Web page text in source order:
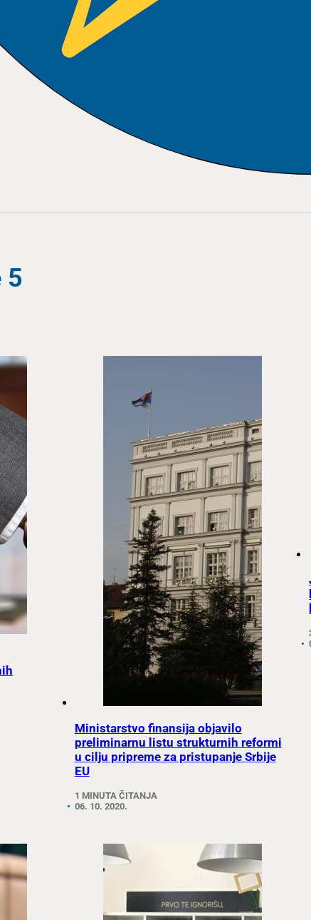
5
Ministarstvo finansija objavilo
preliminarnu listu strukturnih reformi
u cilju pripreme za pristupanje Srbije
EU
1 MINUTA ČITANJA
06. 10. 2020.